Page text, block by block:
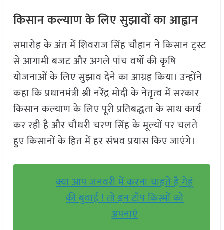
किसान कल्याण के लिए सुझावों का आह्वान
समारोह के अंत में शिवराज सिंह चौहान ने किसान ट्रस्ट
से आगामी बजट और अगले पांच वर्षों की कृषि
योजनाओं के लिए सुझाव देने का आग्रह किया। उन्होंने
कहा कि प्रधानमंत्री श्री नरेंद्र मोदी के नेतृत्व में सरकार
किसान कल्याण के लिए पूरी प्रतिबद्धता के साथ कार्य
कर रही है और चौधरी चरण सिंह के मूल्यों पर चलते
हुए किसानों के हित में हर संभव प्रयास किए जाएंगे।
क्या आप जनवरी में करना चाहते है गेहूं
की बुवाई ! तो इन टॉप किस्मों को
अपनाएं